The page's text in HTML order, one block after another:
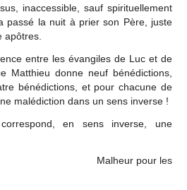
inaccessible, sauf spirituellement
passé la nuit à prier son Père, juste
apôtres.
les évangiles de Luc et de
Matthieu donne neuf bénédictions,
bénédictions, et pour chacune de
malédiction dans un sens inverse !
en sens inverse, une
Malheur pour les